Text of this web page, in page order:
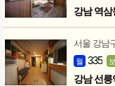
강남 역
서울 강남
월 335 보
강남 선릉